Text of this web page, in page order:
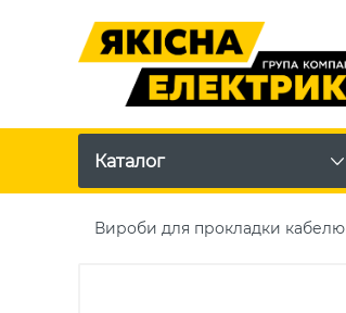
Каталог
Вироби для прокладки кабелю